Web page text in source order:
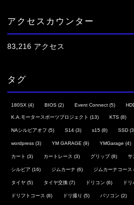
アクセスカウンター
83,216 アクセス
タグ
180SX (4) BIOS (2) Event Connect (5)
K.A.モータースポーツプロジェクト (13) KTS (8)
NAシルビアオフ (5) S14 (3) s15 (8) SSD
wordpress (3) YM GARAGE (9) YMGarage (4)
カート (3) カートレース (3) グリップ(8) サ
シルビア (16) ジムカーナ (6) ジムカーナコース
タイヤ (5) タイヤ交換 (7) ドリコン (6) ドリ
ドリフトコース (8) ドリ撮り (5) パソコン (2)